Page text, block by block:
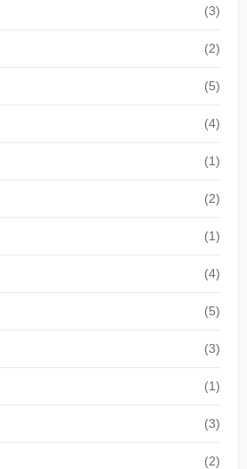
(3)
(2)
(5)
(4)
(1)
(2)
(1)
(4)
(5)
(3)
(1)
(3)
(2)